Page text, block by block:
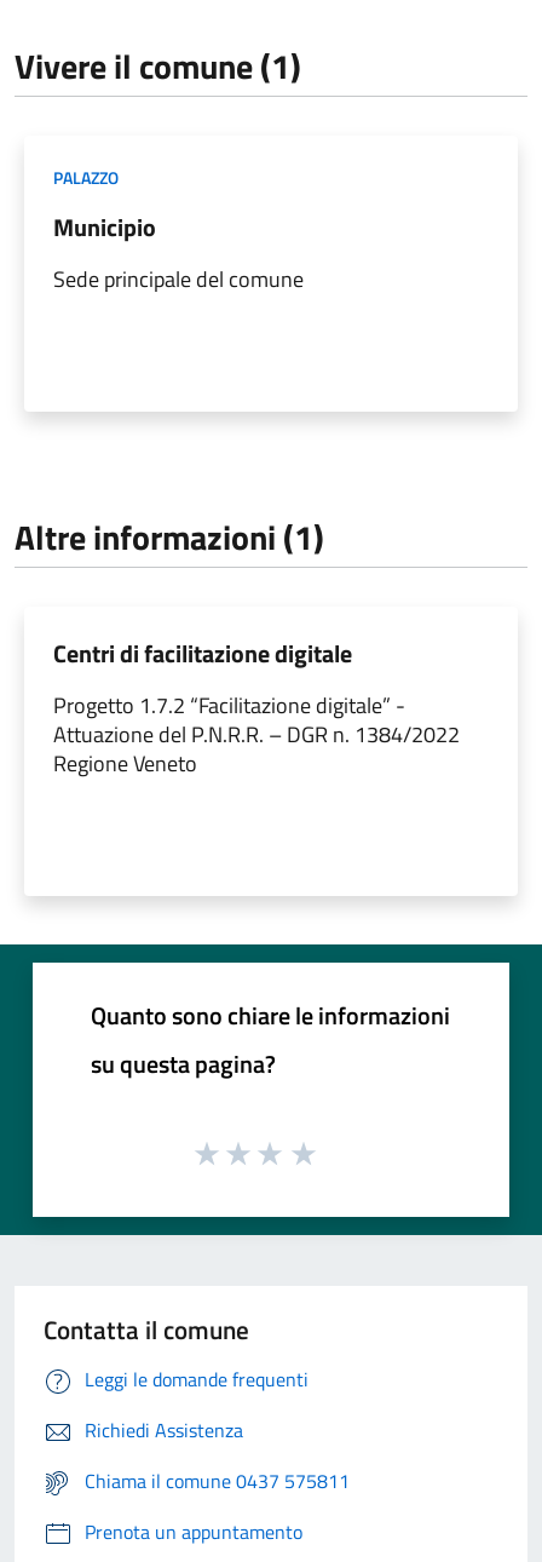
Vivere il comune (1)
PALAZZO
Municipio
Sede principale del comune
Altre informazioni (1)
Centri di facilitazione digitale
Progetto 1.7.2 “Facilitazione digitale” -
Attuazione del P.N.R.R. – DGR n. 1384/2022
Regione Veneto
Quanto sono chiare le informazioni
su questa pagina?
Contatta il comune
Leggi le domande frequenti
Richiedi Assistenza
Chiama il comune 0437 575811
Prenota un appuntamento